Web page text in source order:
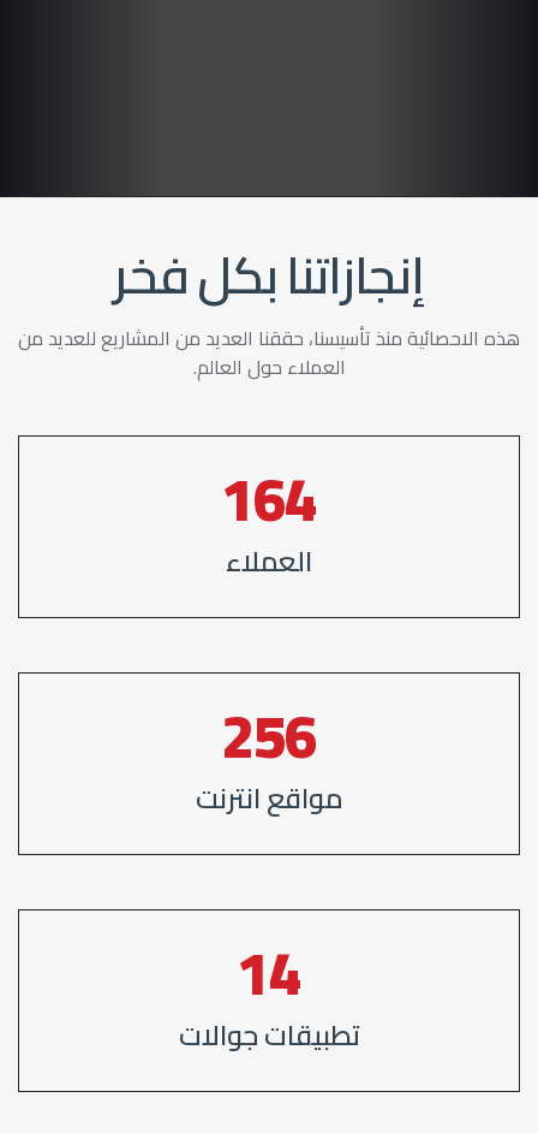
إنجازاتنا بكل فخر
هذه الاحصائية منذ تأسيسنا، حققنا العديد من المشاريع للعديد من
العملاء حول العالم.
213
العملاء
333
مواقع انترنت
19
تطبيقات جوالات